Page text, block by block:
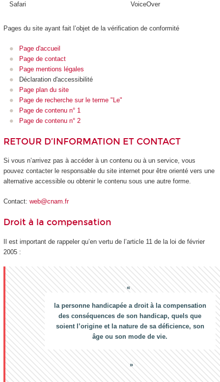
Safari VoiceOver
Pages du site ayant fait l’objet de la vérification de conformité
Page d'accueil
Page de contact
Page mentions légales
Déclaration d'accessibilité
Page plan du site
Page de recherche sur le terme "Le"
Page de contenu n° 1
Page de contenu n° 2
RETOUR D’INFORMATION ET CONTACT
Si vous n’arrivez pas à accéder à un contenu ou à un service, vous
pouvez contacter le responsable du site internet pour être orienté vers une
alternative accessible ou obtenir le contenu sous une autre forme.
Contact: web@cnam.fr
Droit à la compensation
Il est important de rappeler qu’en vertu de l’article 11 de la loi de février
2005 :
la personne handicapée a droit à la compensation
des conséquences de son handicap, quels que
soient l’origine et la nature de sa déficience, son
âge ou son mode de vie.